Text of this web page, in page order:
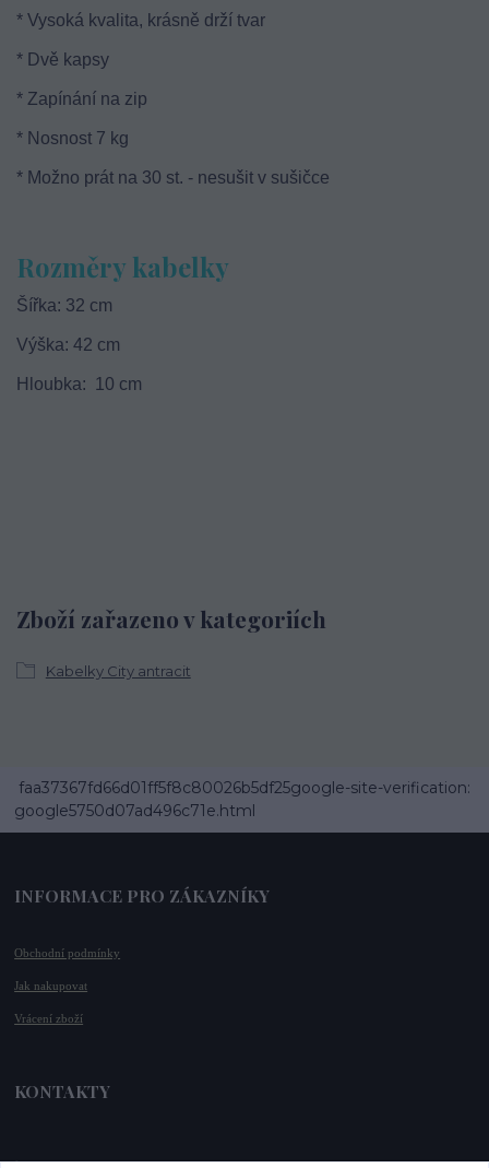
* Vysoká kvalita, krásně drží tvar
* Dvě kapsy
* Zapínání na zip
* Nosnost 7 kg
* Možno prát na 30 st. - nesušit v sušičce
Rozměry kabelky
Šířka: 32 cm
Výška: 42 cm
Hloubka: 10 cm
Zboží zařazeno v kategoriích
Kabelky City antracit
faa37367fd66d01ff5f8c80026b5df25google-site-verification:
google5750d07ad496c71e.html
INFORMACE PRO ZÁKAZNÍKY
Obchodní podmínky
Jak nakupovat
Vrácení zboží
KONTAKTY